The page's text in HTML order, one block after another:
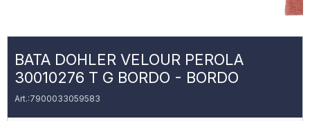
BATA DOHLER VELOUR PEROLA
30010276 T G BORDO - BORDO
7900033059583